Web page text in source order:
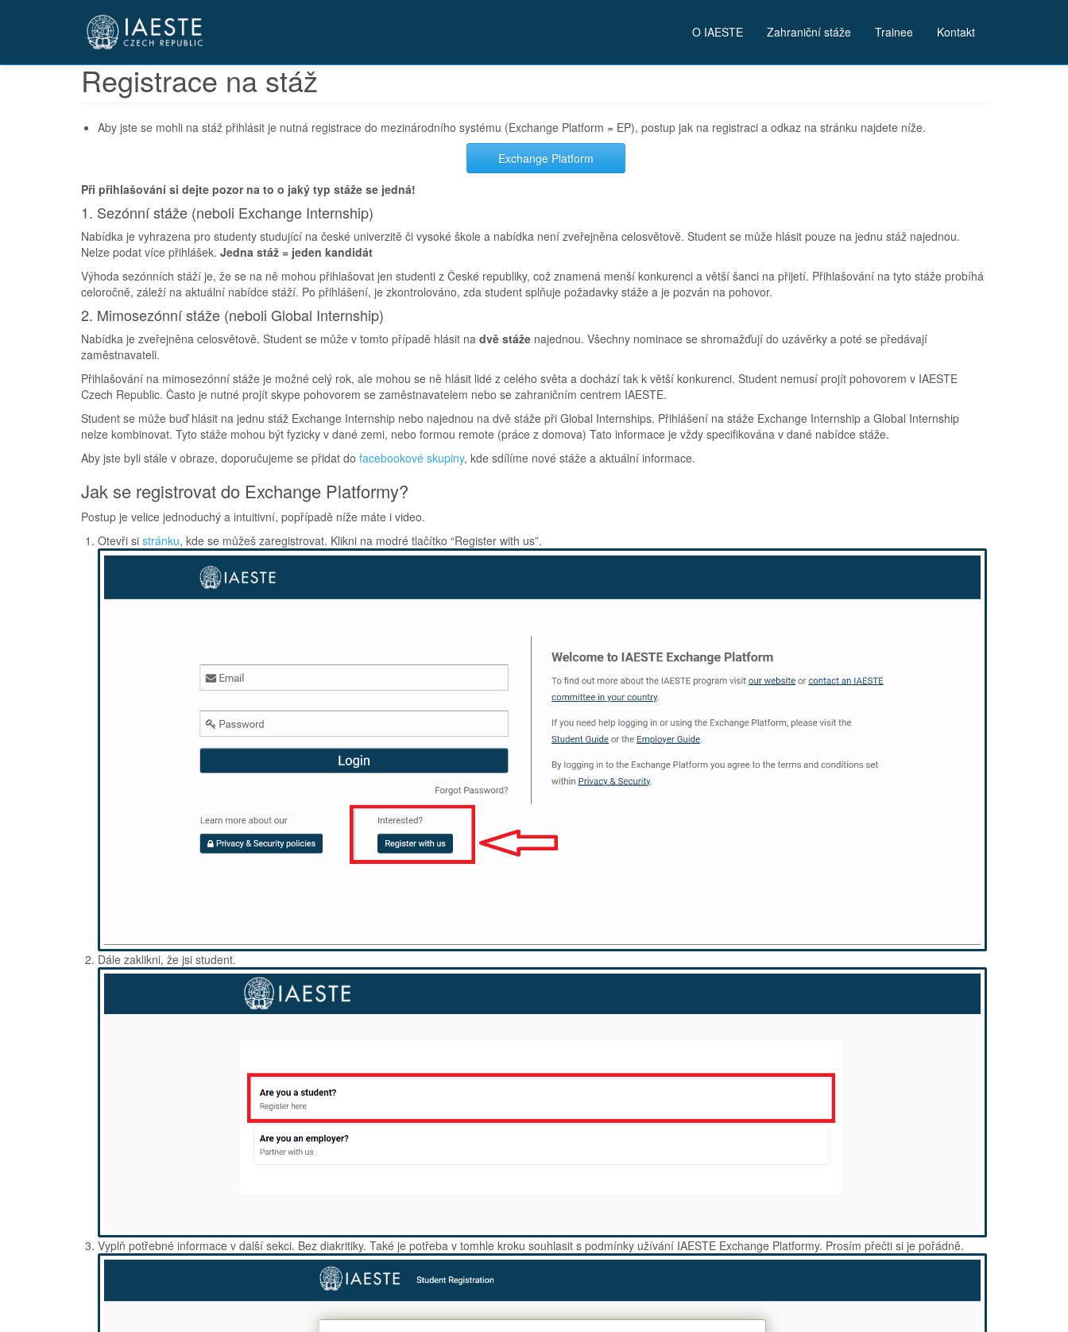
O IAESTE Zahraniční stáže Trainee Kontakt
Registrace na stáž
Aby jste se mohli na stáž přihlásit je nutná registrace do mezinárodního systému (Exchange Platform = EP), postup jak na registraci a odkaz na stránku najdete níže.
Exchange Platform
Při přihlašování si dejte pozor na to o jaký typ stáže se jedná!
1. Sezónní stáže (neboli Exchange Internship)
Nabídka je vyhrazena pro studenty studující na české univerzitě či vysoké škole a nabídka není zveřejněna celosvětově. Student se může hlásit pouze na jednu stáž najednou.
Nelze podat více přihlášek. Jedna stáž = jeden kandidát
Výhoda sezónních stáží je, že se na ně mohou přihlašovat jen studenti z České republiky, což znamená menší konkurenci a větší šanci na přijetí. Přihlašování na tyto stáže probíhá
celoročně, záleží na aktuální nabídce stáží. Po přihlášení, je zkontrolováno, zda student splňuje požadavky stáže a je pozván na pohovor.
2. Mimosezónní stáže (neboli Global Internship)
Nabídka je zveřejněna celosvětově. Student se může v tomto případě hlásit na dvě stáže najednou. Všechny nominace se shromažďují do uzávěrky a poté se předávají
zaměstnavateli.
Přihlašování na mimosezónní stáže je možné celý rok, ale mohou se ně hlásit lidé z celého světa a dochází tak k větší konkurenci. Student nemusí projít pohovorem v IAESTE
Czech Republic. Často je nutné projít skype pohovorem se zaměstnavatelem nebo se zahraničním centrem IAESTE.
Student se může buď hlásit na jednu stáž Exchange Internship nebo najednou na dvě stáže při Global Internships. Přihlášení na stáže Exchange Internship a Global Internship
nelze kombinovat. Tyto stáže mohou být fyzicky v dané zemi, nebo formou remote (práce z domova) Tato informace je vždy specifikována v dané nabídce stáže.
Aby jste byli stále v obraze, doporučujeme se přidat do facebookové skupiny, kde sdílíme nové stáže a aktuální informace.
Jak se registrovat do Exchange Platformy?
Postup je velice jednoduchý a intuitivní, popřípadě níže máte i video.
Otevři si stránku, kde se můžeš zaregistrovat. Klikni na modré tlačítko “Register with us”.
Dále zaklikni, že jsi student.
Vyplň potřebné informace v další sekci. Bez diakritiky. Také je potřeba v tomhle kroku souhlasit s podmínky užívání IAESTE Exchange Platformy. Prosím přečti si je pořádně.